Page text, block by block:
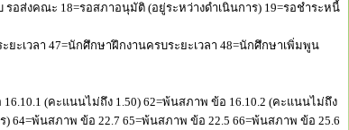
อส่งคณะ 18=รอสภาอนุมัติ (อยู่ระหว่างดำเนินการ) 19=รอชำระหนี้
ยะเวลา 47=นักศึกษาฝึกงานครบระยะเวลา 48=นักศึกษาเพิ่มพูน
(คะแนนไม่ถึง 1.50) 62=พ้นสภาพ ข้อ 16.10.2 (คะแนนไม่ถึง
64=พ้นสภาพ ข้อ 22.7 65=พ้นสภาพ ข้อ 22.5 66=พ้นสภาพ ข้อ 25.6